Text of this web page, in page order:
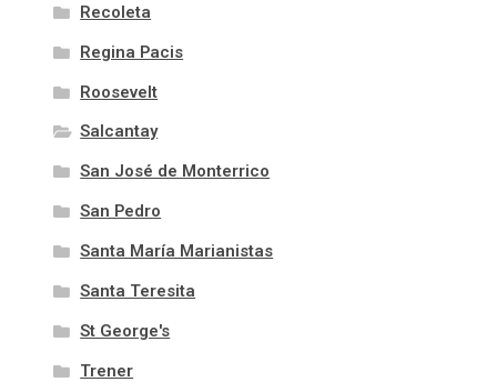
Recoleta
Regina Pacis
Roosevelt
Salcantay
San José de Monterrico
San Pedro
Santa María Marianistas
Santa Teresita
St George's
Trener